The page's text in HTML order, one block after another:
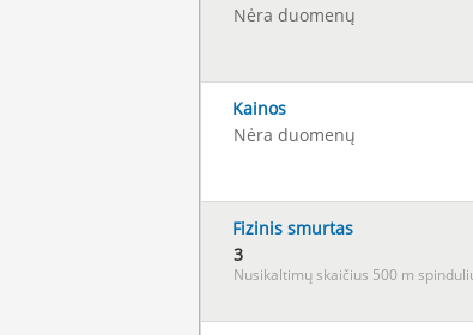
Nėra duomenų
Kainos
Nėra duomenų
Fizinis smurtas
3
Nusikaltimų skaičius 500 m